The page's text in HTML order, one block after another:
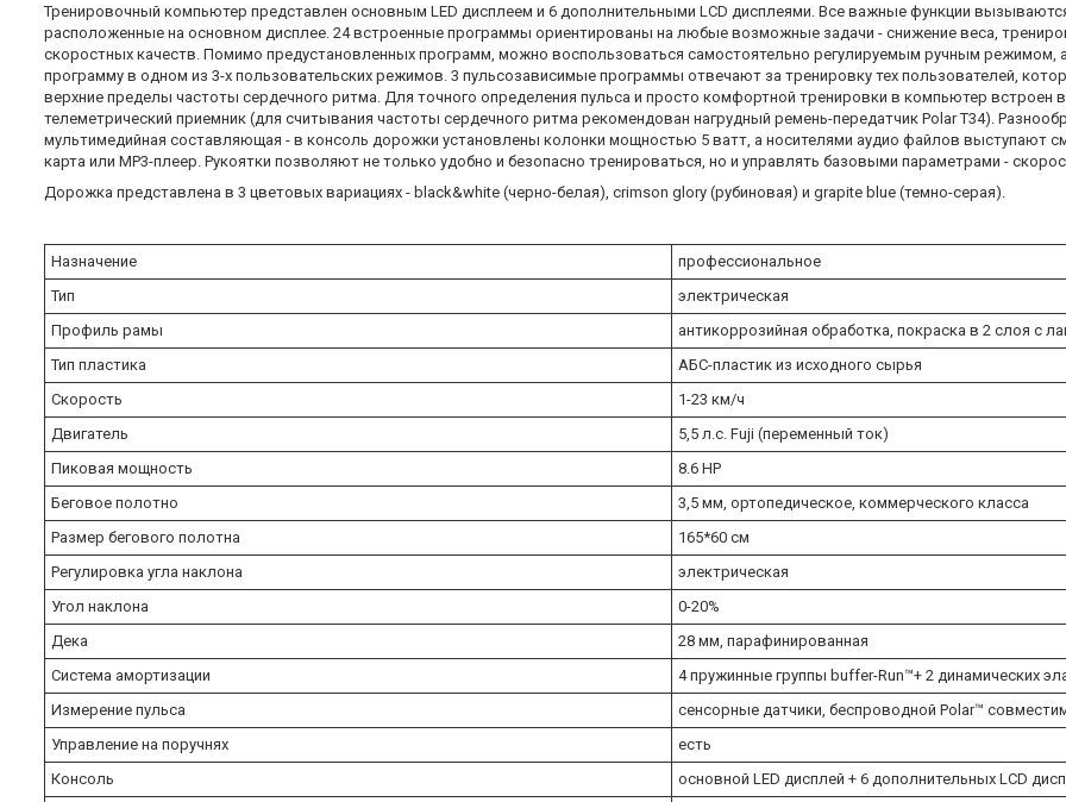
Тренировочный компьютер представлен основным LED дисплеем и 6 дополнительными LCD дисплеями. Все важные функции
расположенные на основном дисплее. 24 встроенные программы ориентированы на любые возможные задачи - снижение веса,
скоростных качеств. Помимо предустановленных программ, можно воспользоваться самостоятельно регулируемым ручным режимом,
программу в одном из 3-х пользовательских режимов. 3 пульсозависимые программы отвечают за тренировку тех пользователей,
верхние пределы частоты сердечного ритма. Для точного определения пульса и просто комфортной тренировки в компьютер
телеметрический приемник (для считывания частоты сердечного ритма рекомендован нагрудный ремень-передатчик Polar T34).
мультимедийная составляющая - в консоль дорожки установлены колонки мощностью 5 ватт, а носителями аудио файлов выступают
карта или MP3-плеер. Рукоятки позволяют не только удобно и безопасно тренироваться, но и управлять базовыми параметрами -
Дорожка представлена в 3 цветовых вариациях - black&white (черно-белая), crimson glory (рубиновая) и grapite blue (темно-серая).
Назначение
профессиональное
Тип
электрическая
Профиль рамы
антикоррозийная обработка, покраска в 2 слоя с
Тип пластика
АБС-пластик из исходного сырья
Скорость
1-23 км/ч
Двигатель
5,5 л.с. Fuji (переменный ток)
Пиковая мощность
8.6 HP
Беговое полотно
3,5 мм, ортопедическое, коммерческого класса
Размер бегового полотна
165*60 см
Регулировка угла наклона
электрическая
Угол наклона
0-20%
Дека
28 мм, парафинированная
Система амортизации
4 пружинные группы buffer-Run™+ 2 динамических
Измерение пульса
сенсорные датчики, беспроводной Polar™
Управление на поручнях
есть
Консоль
основной LED дисплей + 6 дополнительных LCD